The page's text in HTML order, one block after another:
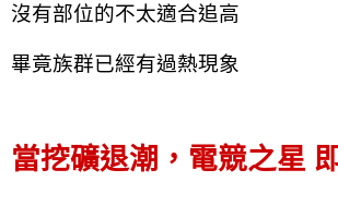
沒有部位的不太適合追高
畢竟族群已經有過熱現象
當挖礦退潮，電競之星